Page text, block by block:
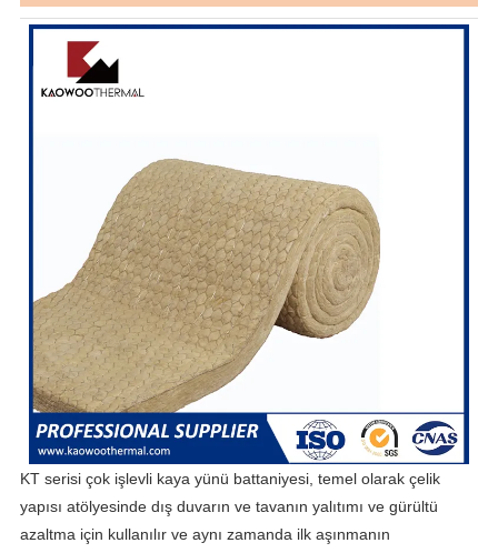
KT serisi çok işlevli kaya yünü battaniyesi, temel olarak çelik
yapısı atölyesinde dış duvarın ve tavanın yalıtımı ve gürültü
azaltma için kullanılır ve aynı zamanda ilk aşınmanın